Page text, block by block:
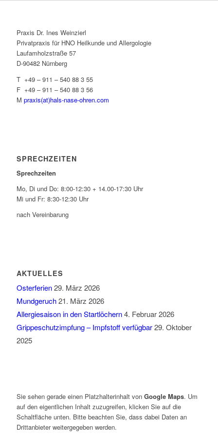
Praxis Dr. Ines Weinzierl
Privatpraxis für HNO Heilkunde und Allergologie
Laufamholzstraße 57
D-90482 Nürnberg
T +49 – 911 – 540 88 3 55
F +49 – 911 – 540 88 3 56
M praxis(at)hals-nase-ohren.com
SPRECHZEITEN
Sprechzeiten
Mo, Di und Do: 8:00-12:30 + 14.00-17:30 Uhr
Mi und Fr: 8:30-12:30 Uhr
nach Vereinbarung
AKTUELLES
Osterferien 29. März 2026
Mundgeruch 21. März 2026
Allergiesaison in den Startlöchern 4. Februar 2026
Grippeschutzimpfung – Impfstoff verfügbar 29. Oktober
2025
Sie sehen gerade einen Platzhalterinhalt von Google Maps. Um
auf den eigentlichen Inhalt zuzugreifen, klicken Sie auf die
Schaltfläche unten. Bitte beachten Sie, dass dabei Daten an
Drittanbieter weitergegeben werden.